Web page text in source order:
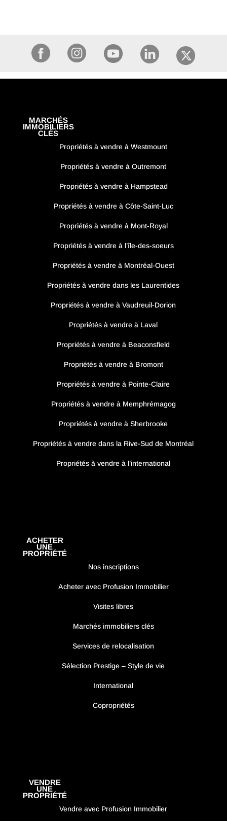
MARCHÉS
IMMOBILIERS
CLÉS
Propriétés à vendre à Westmount
Propriétés à vendre à Outremont
Propriétés à vendre à Hampstead
Propriétés à vendre à Côte-Saint-Luc
Propriétés à vendre à Mont-Royal
Propriétés à vendre à l’île-des-soeurs
Propriétés à vendre à Montréal-Ouest
Propriétés à vendre dans les Laurentides
Propriétés à vendre à Vaudreuil-Dorion
Propriétés à vendre à Laval
Propriétés à vendre à Beaconsfield
Propriétés à vendre à Bromont
Propriétés à vendre à Pointe-Claire
Propriétés à vendre à Memphrémagog
Propriétés à vendre à Sherbrooke
Propriétés à vendre dans la Rive-Sud de Montréal
Propriétés à vendre à l’international
ACHETER
UNE
PROPRIÉTÉ
Nos inscriptions
Acheter avec Profusion Immobilier
Visites libres
Marchés immobiliers clés
Services de relocalisation
Sélection Prestige – Style de vie
International
Copropriétés
VENDRE
UNE
PROPRIÉTÉ
Vendre avec Profusion Immobilier